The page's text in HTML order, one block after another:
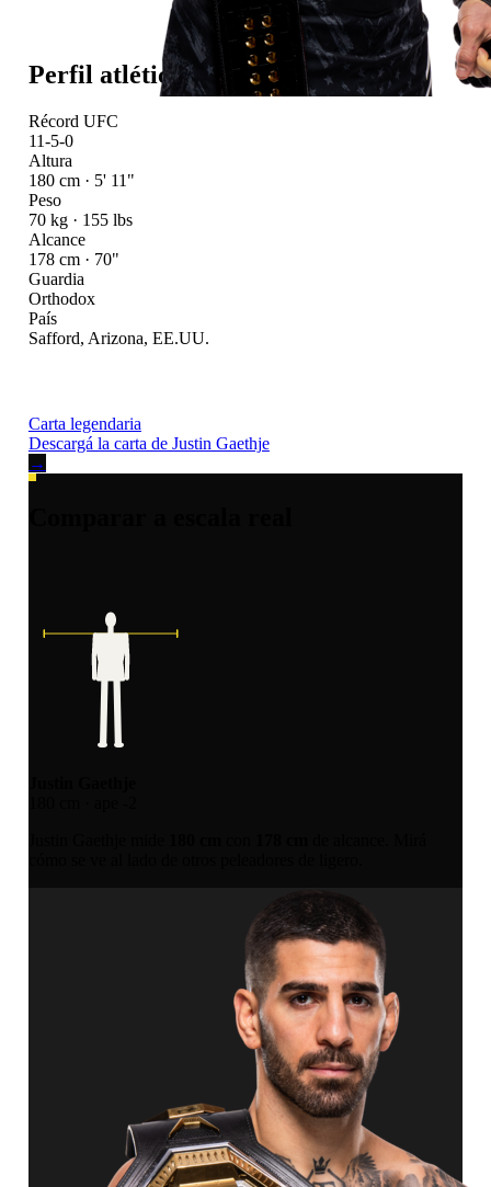
Perfil atlético
Récord UFC
11-5-0
Altura
180 cm · 5' 11"
Peso
70 kg · 155 lbs
Alcance
178 cm · 70"
Guardia
Orthodox
País
Safford, Arizona, EE.UU.
Carta legendaria
Descargá la carta de Justin Gaethje
→